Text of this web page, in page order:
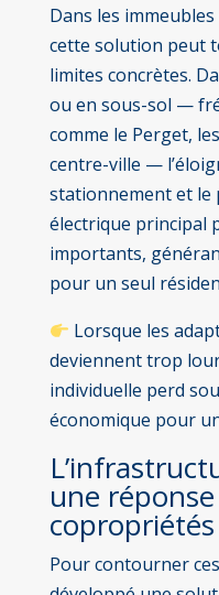
Dans les
cette solution peut
limites concrètes.
ou en sous-sol —
comme le Perget,
centre-ville —
stationnement et le
électrique principal
importants,
pour un seul
Lorsque les
deviennent trop
individuelle perd
économique pour
une
Pour contourner